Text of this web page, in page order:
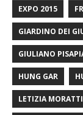
EXPO 2015
GIARDINO DEI
GIULIANO
HUNG GAR
LETIZIA MORATTI